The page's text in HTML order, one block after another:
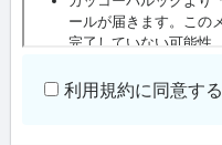
利用規約に同意する